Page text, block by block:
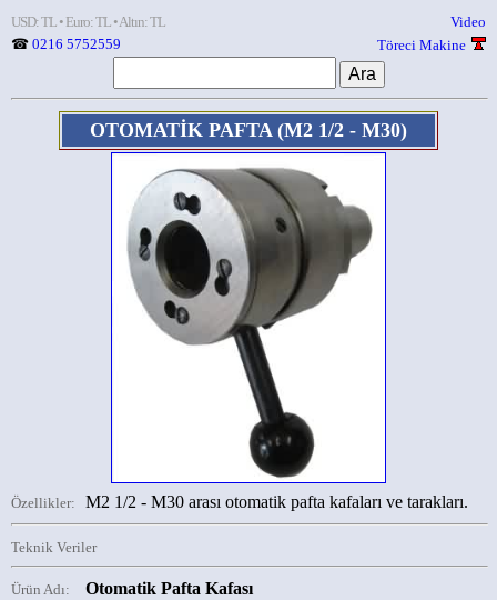
USD: TL • Euro: TL • Altın: TL
Video
☎ 0216 5752559 Töreci Makine
OTOMATİK PAFTA (M2 1/2 - M30)
Özellikler: M2 1/2 - M30 arası otomatik pafta kafaları ve tarakları.
Teknik Veriler
Ürün Adı: Otomatik Pafta Kafası